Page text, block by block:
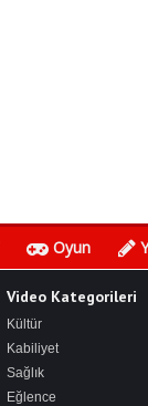
Oyun
Video Kategorileri
Kültür
Kabiliyet
Sağlık
Eğlence